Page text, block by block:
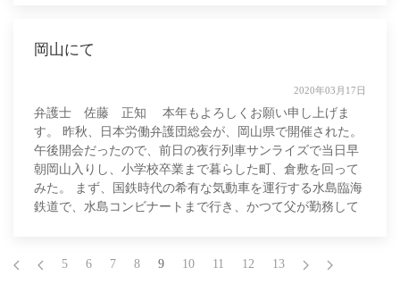
岡山にて
2020年03月17日
弁護士 佐藤 正知 本年もよろしくお願い申し上げま
す。 昨秋、日本労働弁護団総会が、岡山県で開催された。
午後開会だったので、前日の夜行列車サンライズで当日早
朝岡山入りし、小学校卒業まで暮らした町、倉敷を回って
みた。 まず、国鉄時代の希有な気動車を運行する水島臨海
鉄道で、水島コンビナートまで行き、かつて父が勤務して
5 6 7 8 9 10 11 12 13